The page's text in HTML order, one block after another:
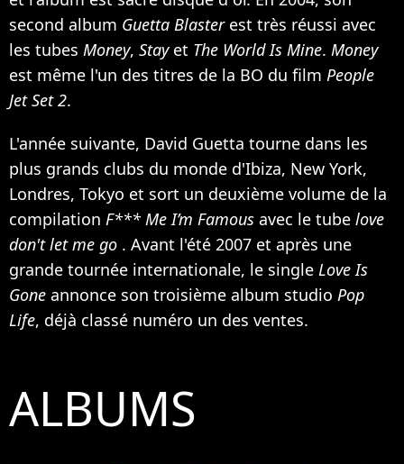
second album Guetta Blasterest très réussi avec
les tubes Money, Stayet The World Is Mine. Money
est même l'un des titres de la BO du film People
Jet Set 2.
L'année suivante, David Guetta tourne dans les
plus grands clubs du monde d'Ibiza, New York,
Londres, Tokyo et sort un deuxième volume de la
compilation F*** Me I’m Famous avec le tube love
don't let me go . Avant l'été 2007 et après une
grande tournée internationale, le single Love Is
Gone annonce son troisième album studio Pop
Life, déjà classé numéro un des ventes.
ALBUMS